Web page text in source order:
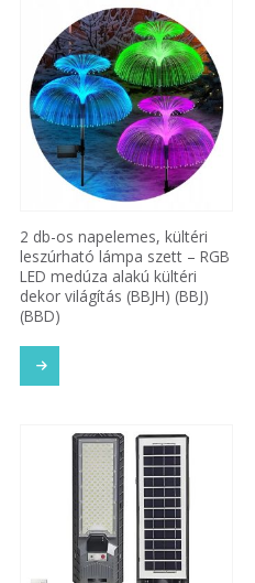
2 db-os napelemes, kültéri
leszúrható lámpa szett – RGB
LED medúza alakú kültéri
dekor világítás (BBJH) (BBJ)
(BBD)